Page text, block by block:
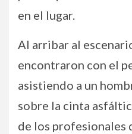
en el lugar.
Al arribar al
encontraron con el
asistiendo a un
sobre la cinta
de los profesionales